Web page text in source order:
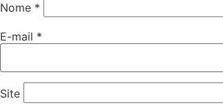
Nome *
E-mail *
Site